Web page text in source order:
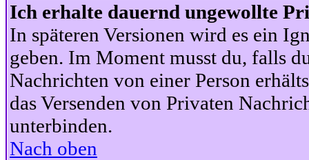
Ich erhalte dauernd ungewollte
In späteren Versionen wird es ein
geben. Im Moment musst du, falls
Nachrichten von einer Person
das Versenden von Privaten
unterbinden.
Nach oben